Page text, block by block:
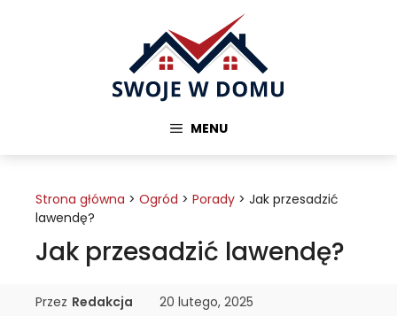
MENU
Strona główna > Ogród > Porady > Jak przesadzić
lawendę?
Jak przesadzić lawendę?
Przez Redakcja 20 lutego, 2025